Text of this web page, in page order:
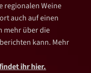
regionalen Weine
auch auf einen
mehr über die
kann. Mehr
ihr hier.